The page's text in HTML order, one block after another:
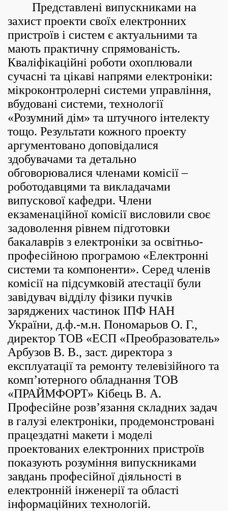
Представлені випускниками на
захист проекти своїх електронних
пристроїв і систем є актуальними та
мають практичну спрямованість.
Кваліфікаційні роботи охоплювали
сучасні та цікаві напрями електроніки:
мікроконтролерні системи управління,
вбудовані системи, технології
«Розумний дім» та штучного інтелекту
тощо. Результати кожного проекту
аргументовано доповідалися
здобувачами та детально
обговорювалися членами комісії –
роботодавцями та викладачами
випускової кафедри. Члени
екзаменаційної комісії висловили своє
задоволення рівнем підготовки
бакалаврів з електроніки за освітньо-
професійною програмою «Електронні
системи та компоненти». Серед членів
комісії на підсумковій атестації були
завідувач відділу фізики пучків
заряджених частинок ІПФ НАН
України, д.ф.-м.н. Пономарьов О. Г.,
директор ТОВ «ЕСП «Преобразователь»
Арбузов В. В., заст. директора з
експлуатації та ремонту телевізійного та
комп’ютерного обладнання ТОВ
«ПРАЙМФОРТ» Кібець В. А.
Професійне розв’язання складних задач
в галузі електроніки, продемонстровані
працездатні макети і моделі
проектованих електронних пристроїв
показують розуміння випускниками
завдань професійної діяльності в
електронній інженерії та області
інформаційних технологій.